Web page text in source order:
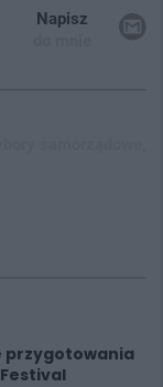
Napisz
przygotowania